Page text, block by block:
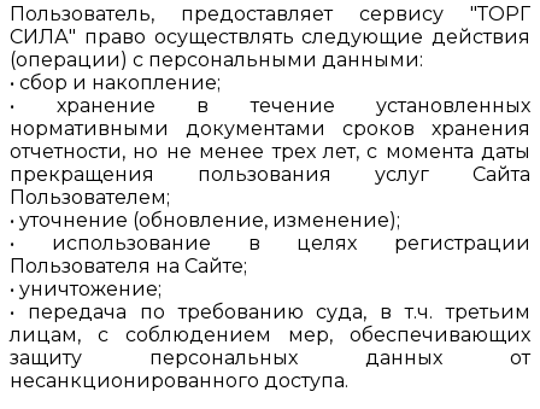
Пользователь, предоставляет сервису "ТОРГ
СИЛА" право осуществлять следующие действия
(операции) с персональными данными:
• сбор и накопление;
• хранение в течение установленных
нормативными документами сроков хранения
отчетности, но не менее трех лет, с момента даты
прекращения пользования услуг Сайта
Пользователем;
• уточнение (обновление, изменение);
• использование в целях регистрации
Пользователя на Сайте;
• уничтожение;
• передача по требованию суда, в т.ч. третьим
лицам, с соблюдением мер, обеспечивающих
защиту персональных данных от
несанкционированного доступа.